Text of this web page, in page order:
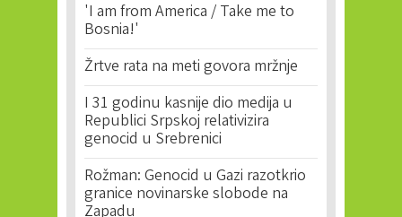
'I am from America / Take me to
Bosnia!'
Žrtve rata na meti govora mržnje
I 31 godinu kasnije dio medija u
Republici Srpskoj relativizira
genocid u Srebrenici
Rožman: Genocid u Gazi razotkrio
granice novinarske slobode na